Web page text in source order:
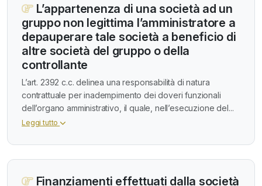
L’appartenenza di una società ad un
gruppo non legittima l’amministratore a
depauperare tale società a beneficio di
altre società del gruppo o della
controllante
L’art. 2392 c.c. delinea una responsabilità di natura
contrattuale per inadempimento dei doveri funzionali
dell’organo amministrativo, il quale, nell’esecuzione del...
Leggi tutto
Finanziamenti effettuati dalla società